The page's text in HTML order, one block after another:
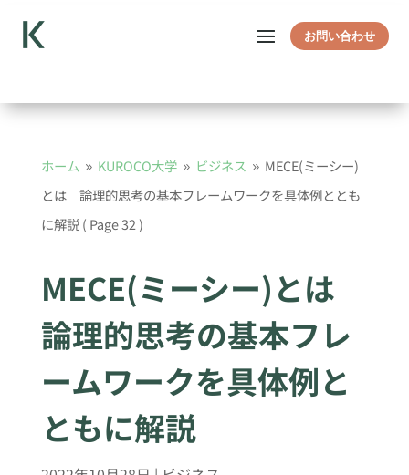
お問い合わせ
ホーム 9 KUROCO大学 9 ビジネス 9 MECE(ミーシー)
とは 論理的思考の基本フレームワークを具体例ととも
に解説( Page 32 )
MECE(ミーシー)とは
論理的思考の基本フレ
ームワークを具体例と
ともに解説